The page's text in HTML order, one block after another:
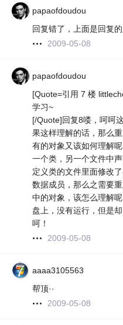
papaofdoudou
回复错了，上面是回复的
2009-05-08
papaofdoudou
[Quote=引用 7 楼
学习~
[/Quote]回复8喽，呵呵
果这样理解的话，那么
有的对象又该如何理解
一个类，另一个文件中
定义类的文件里面修改
数据成员，那么之需要
中的对象，该怎么理解
盘上，没有运行，但是
呵！
2009-05-08
aaaa3105563
帮顶··
2009-05-08